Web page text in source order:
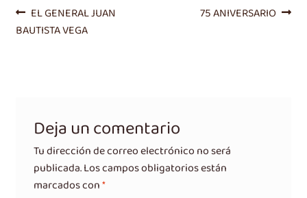
Navegación
de
Entrada
anterior:
EL GENERAL JUAN
BAUTISTA VEGA
Siguiente
75 ANIVERSARIO
Deja un comentario
Tu dirección de correo electrónico no será
publicada.Los campos obligatorios están
marcados con*